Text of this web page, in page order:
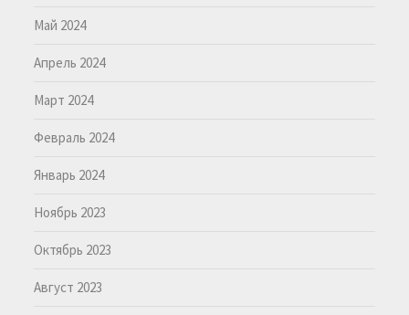
Май 2024
Апрель 2024
Март 2024
Февраль 2024
Январь 2024
Ноябрь 2023
Октябрь 2023
Август 2023